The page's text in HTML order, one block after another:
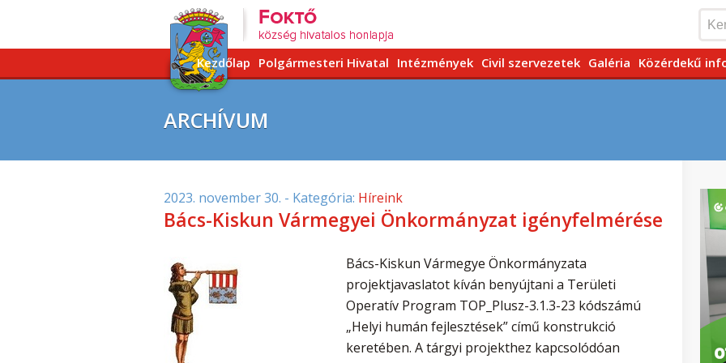
Kezdőlap Polgármesteri Hivatal Intézmények Civil szervezetek Galéria Közérdekű
ARCHÍVUM
2023. november 30. - Kategória: Híreink
Bács-Kiskun Vármegyei Önkormányzat igényfelmérése
Bács-Kiskun Vármegye Önkormányzata
projektjavaslatot kíván benyújtani a Területi
Operatív Program TOP_Plusz-3.1.3-23 kódszámú
„Helyi humán fejlesztések” című konstrukció
keretében. A tárgyi projekthez kapcsolódóan